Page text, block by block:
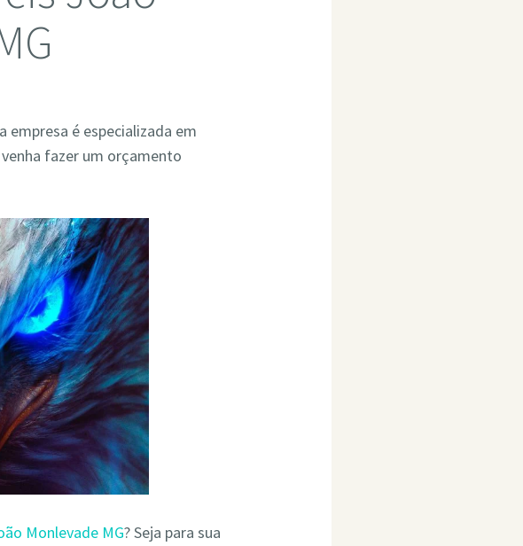
empresa é especializada em
fazer um orçamento
Monlevade MG? Seja para sua